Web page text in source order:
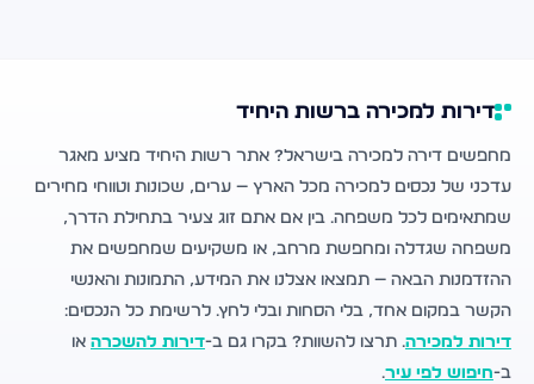
דירות למכירה ברשות היחיד
מחפשים דירה למכירה בישראל? אתר רשות היחיד מציע מאגר
עדכני של נכסים למכירה מכל הארץ — ערים, שכונות וטווחי מחירים
שמתאימים לכל משפחה. בין אם אתם זוג צעיר בתחילת הדרך,
משפחה שגדלה ומחפשת מרחב, או משקיעים שמחפשים את
ההזדמנות הבאה — תמצאו אצלנו את המידע, התמונות והאנשי
הקשר במקום אחד, בלי הסחות ובלי לחץ. לרשימת כל הנכסים:
דירות למכירה. תרצו להשוות? בקרו גם ב-דירות להשכרה או
ב-חיפוש לפי עיר.